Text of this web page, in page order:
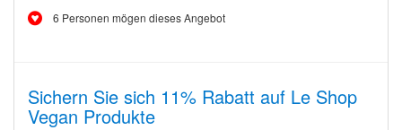
6 Personen mögen dieses Angebot
Sichern Sie sich 11% Rabatt auf Le Shop
Vegan Produkte